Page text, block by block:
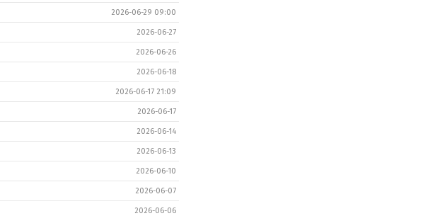
2026-06-29 09:00
2026-06-27
2026-06-26
2026-06-18
2026-06-17 21:09
2026-06-17
2026-06-14
2026-06-13
2026-06-10
2026-06-07
2026-06-06